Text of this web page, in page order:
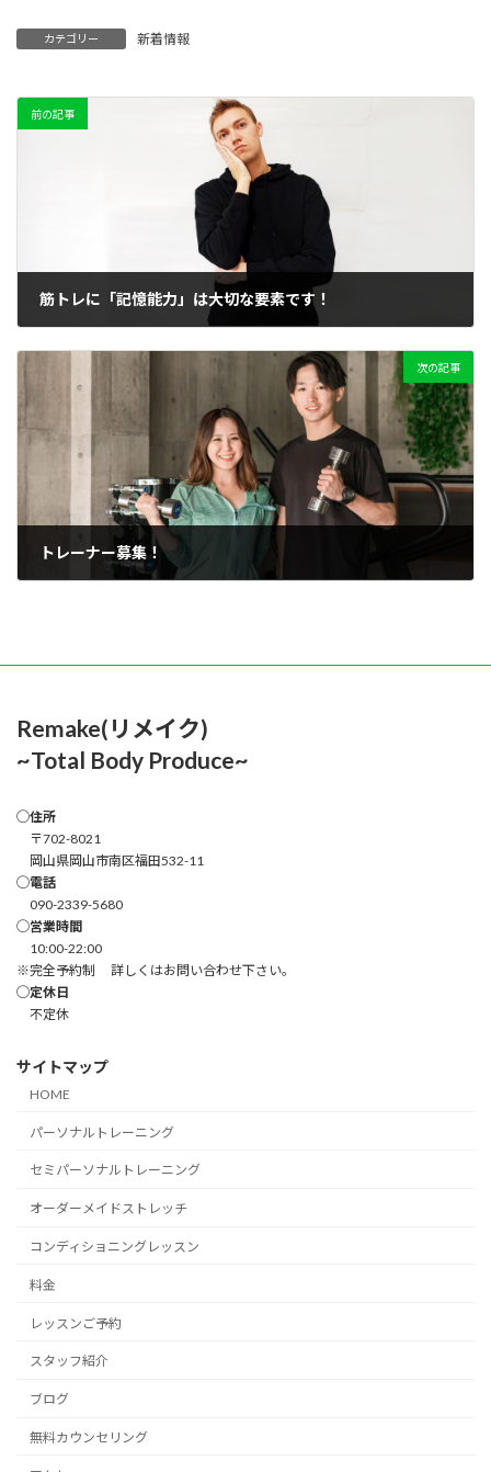
カテゴリー 新着情報
前の記事
筋トレに「記憶能力」は大切な要素です！
次の記事
トレーナー募集！
Remake(リメイク)
~Total Body Produce~
◯住所
〒702-8021
岡山県岡山市南区福田532-11
◯電話
090-2339-5680
◯営業時間
10:00-22:00
※完全予約制 詳しくはお問い合わせ下さい。
◯定休日
不定休
サイトマップ
HOME
パーソナルトレーニング
セミパーソナルトレーニング
オーダーメイドストレッチ
コンディショニングレッスン
料金
レッスンご予約
スタッフ紹介
ブログ
無料カウンセリング